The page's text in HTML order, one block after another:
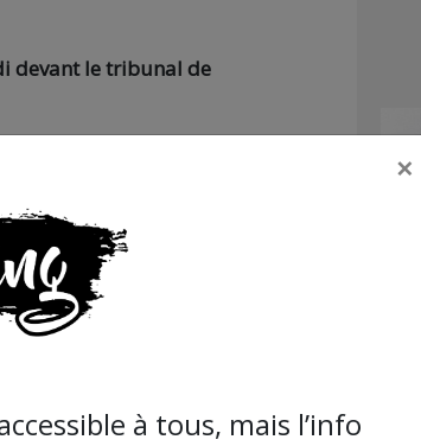
devant le tribunal de
×
à tous, mais l’info